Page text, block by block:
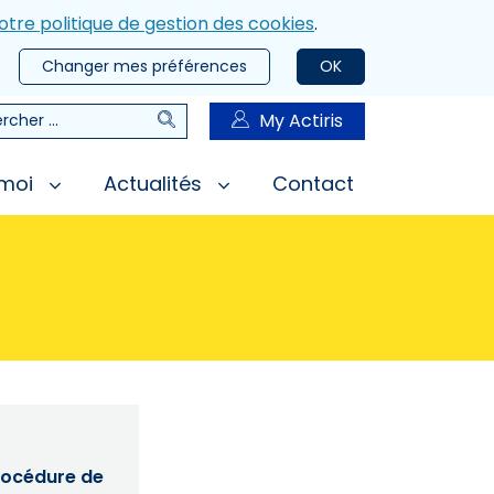
politique de gestion des cookies.
OK
Changer mes préférences
RechercherMy Actiris
Actualités Contact
de